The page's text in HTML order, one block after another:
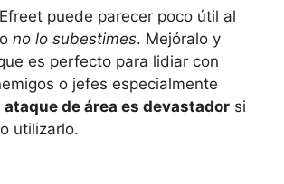
puede parecer poco útil al
no lo subestimes. Mejóralo y
es perfecto para lidiar con
o jefes especialmente
ataque de área es devastador si
utilizarlo.